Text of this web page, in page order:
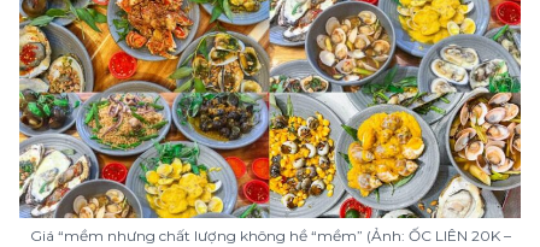
Giá “mềm nhưng chất lượng không hề “mềm” (Ảnh: ỐC LIÊN 20K –